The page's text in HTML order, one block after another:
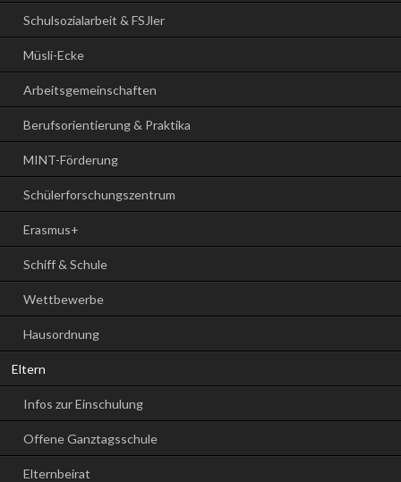
Schulsozialarbeit & FSJler
Müsli-Ecke
Arbeitsgemeinschaften
Berufsorientierung & Praktika
MINT-Förderung
Schülerforschungszentrum
Erasmus+
Schiff & Schule
Wettbewerbe
Hausordnung
Eltern
Infos zur Einschulung
Offene Ganztagsschule
Elternbeirat